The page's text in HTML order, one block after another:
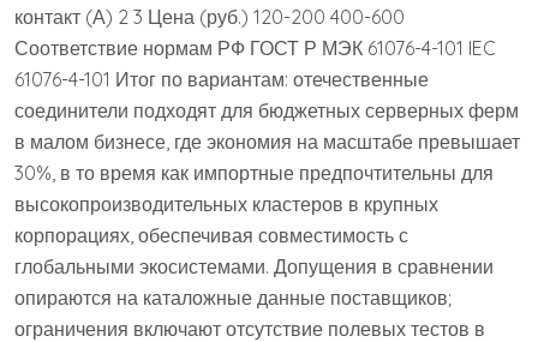
контакт (А) 2 3 Цена (руб.) 120-200 400-600
Соответствие нормам РФ ГОСТ Р МЭК 61076-4-101 IEC
61076-4-101 Итог по вариантам: отечественные
соединители подходят для бюджетных серверных ферм
в малом бизнесе, где экономия на масштабе превышает
30%, в то время как импортные предпочтительны для
высокопроизводительных кластеров в крупных
корпорациях, обеспечивая совместимость с
глобальными экосистемами. Допущения в сравнении
опираются на каталожные данные поставщиков;
ограничения включают отсутствие полевых тестов в